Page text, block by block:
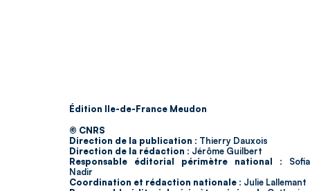
Édition Ile-de-France Meudon
© CNRS
Direction de la publication : Thierry Dauxois
Direction de la rédaction : Jérôme Guilbert
Responsable éditorial périmètre national : Sofia
Nadir
Coordination et rédaction nationale : Julie Lallemant